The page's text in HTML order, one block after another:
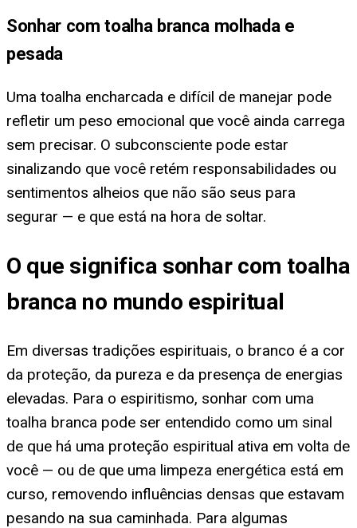
Sonhar com toalha branca molhada e
pesada
Uma toalha encharcada e difícil de manejar pode
refletir um peso emocional que você ainda carrega
sem precisar. O subconsciente pode estar
sinalizando que você retém responsabilidades ou
sentimentos alheios que não são seus para
segurar — e que está na hora de soltar.
O que significa sonhar com toalha
branca no mundo espiritual
Em diversas tradições espirituais, o branco é a cor
da proteção, da pureza e da presença de energias
elevadas. Para o espiritismo, sonhar com uma
toalha branca pode ser entendido como um sinal
de que há uma proteção espiritual ativa em volta de
você — ou de que uma limpeza energética está em
curso, removendo influências densas que estavam
pesando na sua caminhada. Para algumas